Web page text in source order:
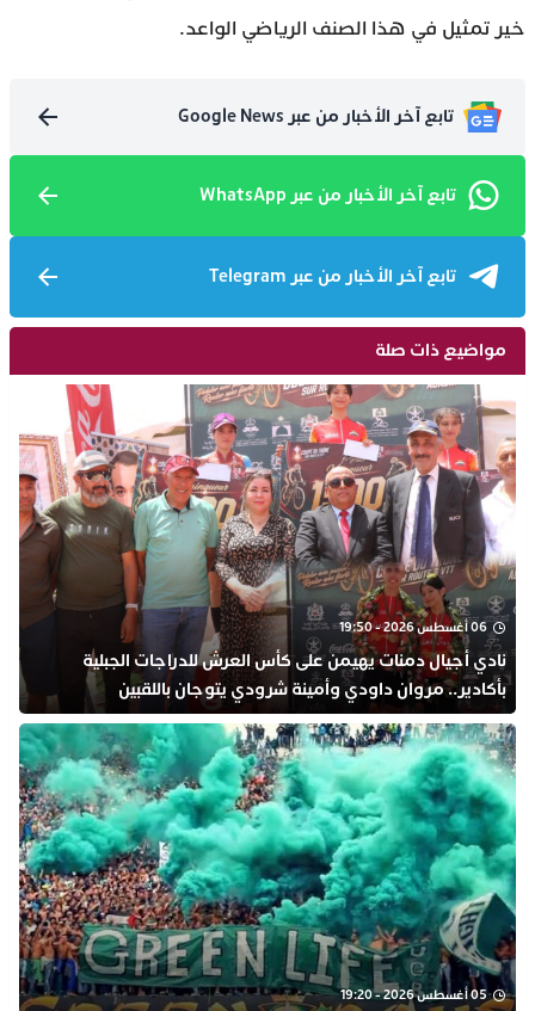
خير تمثيل في هذا الصنف الرياضي الواعد.
تابع آخر الأخبار من عبر Google News
تابع آخر الأخبار من عبر WhatsApp
تابع آخر الأخبار من عبر Telegram
مواضيع ذات صلة
06 أغسطس 2026 - 19:50
نادي أجيال دمنات يهيمن على كأس العرش للدراجات الجبلية
بأكادير.. مروان داودي وأمينة شرودي يتوجان باللقبين
05 أغسطس 2026 - 19:20